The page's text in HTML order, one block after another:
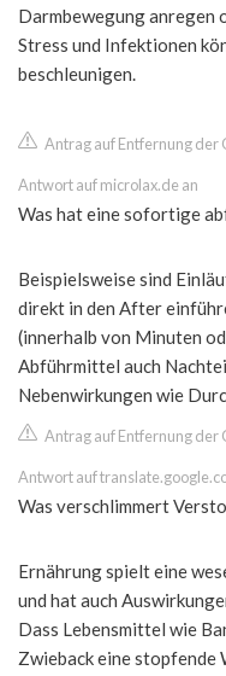
Darmbewegung anregen
Stress und Infektionen
beschleunigen.
Antrag auf Entfernung der
Antwort auf microlax.de an
Was hat eine sofortige
Beispielsweise sind
direkt in den After
(innerhalb von Minuten
Abführmittel auch
Nebenwirkungen wie
Antrag auf Entfernung der
Antwort auf
Was verschlimmert
Ernährung spielt eine
und hat auch
Dass Lebensmittel wie
Zwieback eine stopfende